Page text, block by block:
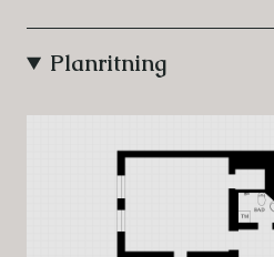
samt en separat gäst-WC.
naturlig samlingspunkt för
Allt detta i en otroligt vacker
som förstärker bostadens
för dig som söker ett hem
och ett fantastiskt ljus.
Planritning